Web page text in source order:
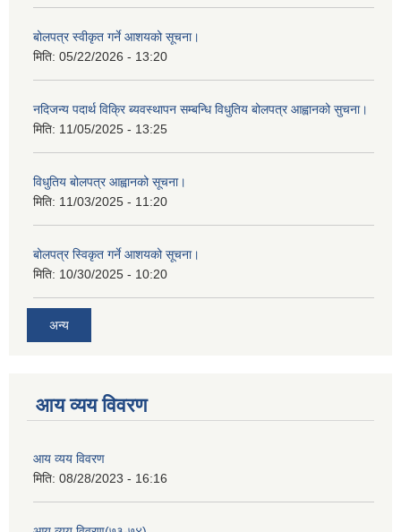
बोलपत्र स्वीकृत गर्ने आशयको सूचना।
मिति: 05/22/2026 - 13:20
नदिजन्य पदार्थ विक्रि ब्यवस्थापन सम्बन्धि विधुतिय बोलपत्र आह्वानको सुचना।
मिति: 11/05/2025 - 13:25
विधुतिय बोलपत्र आह्वानको सूचना।
मिति: 11/03/2025 - 11:20
बोलपत्र स्विकृत गर्ने आशयको सूचना।
मिति: 10/30/2025 - 10:20
अन्य
आय व्यय विवरण
आय व्यय विवरण
मिति: 08/28/2023 - 16:16